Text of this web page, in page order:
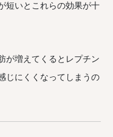
短いとこれらの効果が十
が増えてくるとレプチン
じにくくなってしまうの